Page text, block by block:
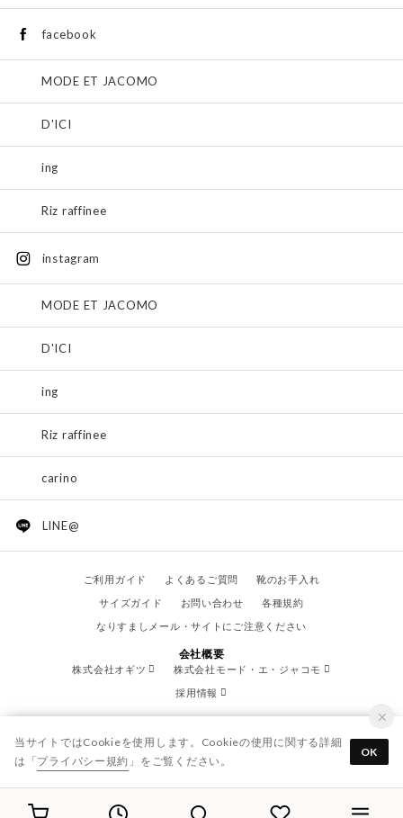
facebook
MODE ET JACOMO
D'ICI
ing
Riz raffinee
instagram
MODE ET JACOMO
D'ICI
ing
Riz raffinee
carino
LINE@
ご利用ガイド よくあるご質問
靴のお手入れ
サイズガイド
お問い合わせ
各種規約
なりすましメール・サイトにご注意ください
会社概要
株式会社オギツ
株式会社モード・エ・ジャコモ
採用情報
© OGITSU CO.,LTD. / All Right Reserved.
当サイトではCookieを使用します。Cookieの使用に関する詳細
は「プライバシー規約 」をご覧ください。
OK